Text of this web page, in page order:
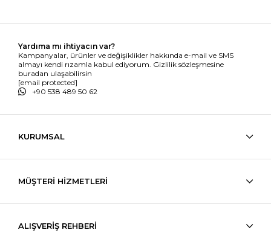
Yardıma mı ihtiyacın var?
Kampanyalar, ürünler ve değişiklikler hakkında e-mail ve SMS
almayı kendi rızamla kabul ediyorum. Gizlilik sözleşmesine
buradan ulaşabilirsin
[email protected]
+90 538 489 50 62
KURUMSAL
MÜŞTERİ HİZMETLERİ
ALIŞVERİŞ REHBERİ